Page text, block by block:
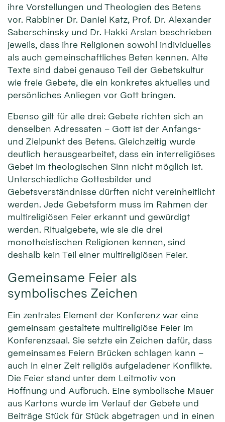
ihre Vorstellungen und Theologien des Betens
vor. Rabbiner Dr. Daniel Katz, Prof. Dr. Alexander
Saberschinsky und Dr. Hakki Arslan beschrieben
jeweils, dass ihre Religionen sowohl individuelles
als auch gemeinschaftliches Beten kennen. Alte
Texte sind dabei genauso Teil der Gebetskultur
wie freie Gebete, die ein konkretes aktuelles und
persönliches Anliegen vor Gott bringen.
Ebenso gilt für alle drei: Gebete richten sich an
denselben Adressaten – Gott ist der Anfangs-
und Zielpunkt des Betens. Gleichzeitig wurde
deutlich herausgearbeitet, dass ein interreligiöses
Gebet im theologischen Sinn nicht möglich ist.
Unterschiedliche Gottesbilder und
Gebetsverständnisse dürften nicht vereinheitlicht
werden. Jede Gebetsform muss im Rahmen der
multireligiösen Feier erkannt und gewürdigt
werden. Ritualgebete, wie sie die drei
monotheistischen Religionen kennen, sind
deshalb kein Teil einer multireligiösen Feier.
Gemeinsame Feier als
symbolisches Zeichen
Ein zentrales Element der Konferenz war eine
gemeinsam gestaltete multireligiöse Feier im
Konferenzsaal. Sie setzte ein Zeichen dafür, dass
gemeinsames Feiern Brücken schlagen kann –
auch in einer Zeit religiös aufgeladener Konflikte.
Die Feier stand unter dem Leitmotiv von
Hoffnung und Aufbruch. Eine symbolische Mauer
aus Kartons wurde im Verlauf der Gebete und
Beiträge Stück für Stück abgetragen und in einen